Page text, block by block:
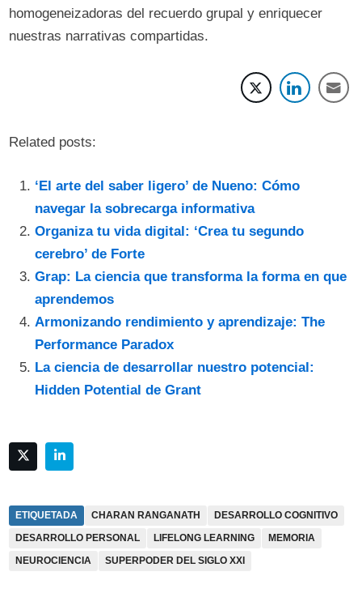
homogeneizadoras del recuerdo grupal y enriquecer
nuestras narrativas compartidas.
Related posts:
‘El arte del saber ligero’ de Nueno: Cómo
navegar la sobrecarga informativa
Organiza tu vida digital: ‘Crea tu segundo
cerebro’ de Forte
Grap: La ciencia que transforma la forma en que
aprendemos
Armonizando rendimiento y aprendizaje: The
Performance Paradox
La ciencia de desarrollar nuestro potencial:
Hidden Potential de Grant
ETIQUETADA CHARAN RANGANATH
DESARROLLO COGNITIVO
DESARROLLO PERSONAL
LIFELONG LEARNING
MEMORIA
NEUROCIENCIA
SUPERPODER DEL SIGLO XXI